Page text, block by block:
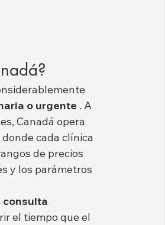
o urgente . A
Canadá opera
donde cada clínica
de precios
y los parámetros
el tiempo que el